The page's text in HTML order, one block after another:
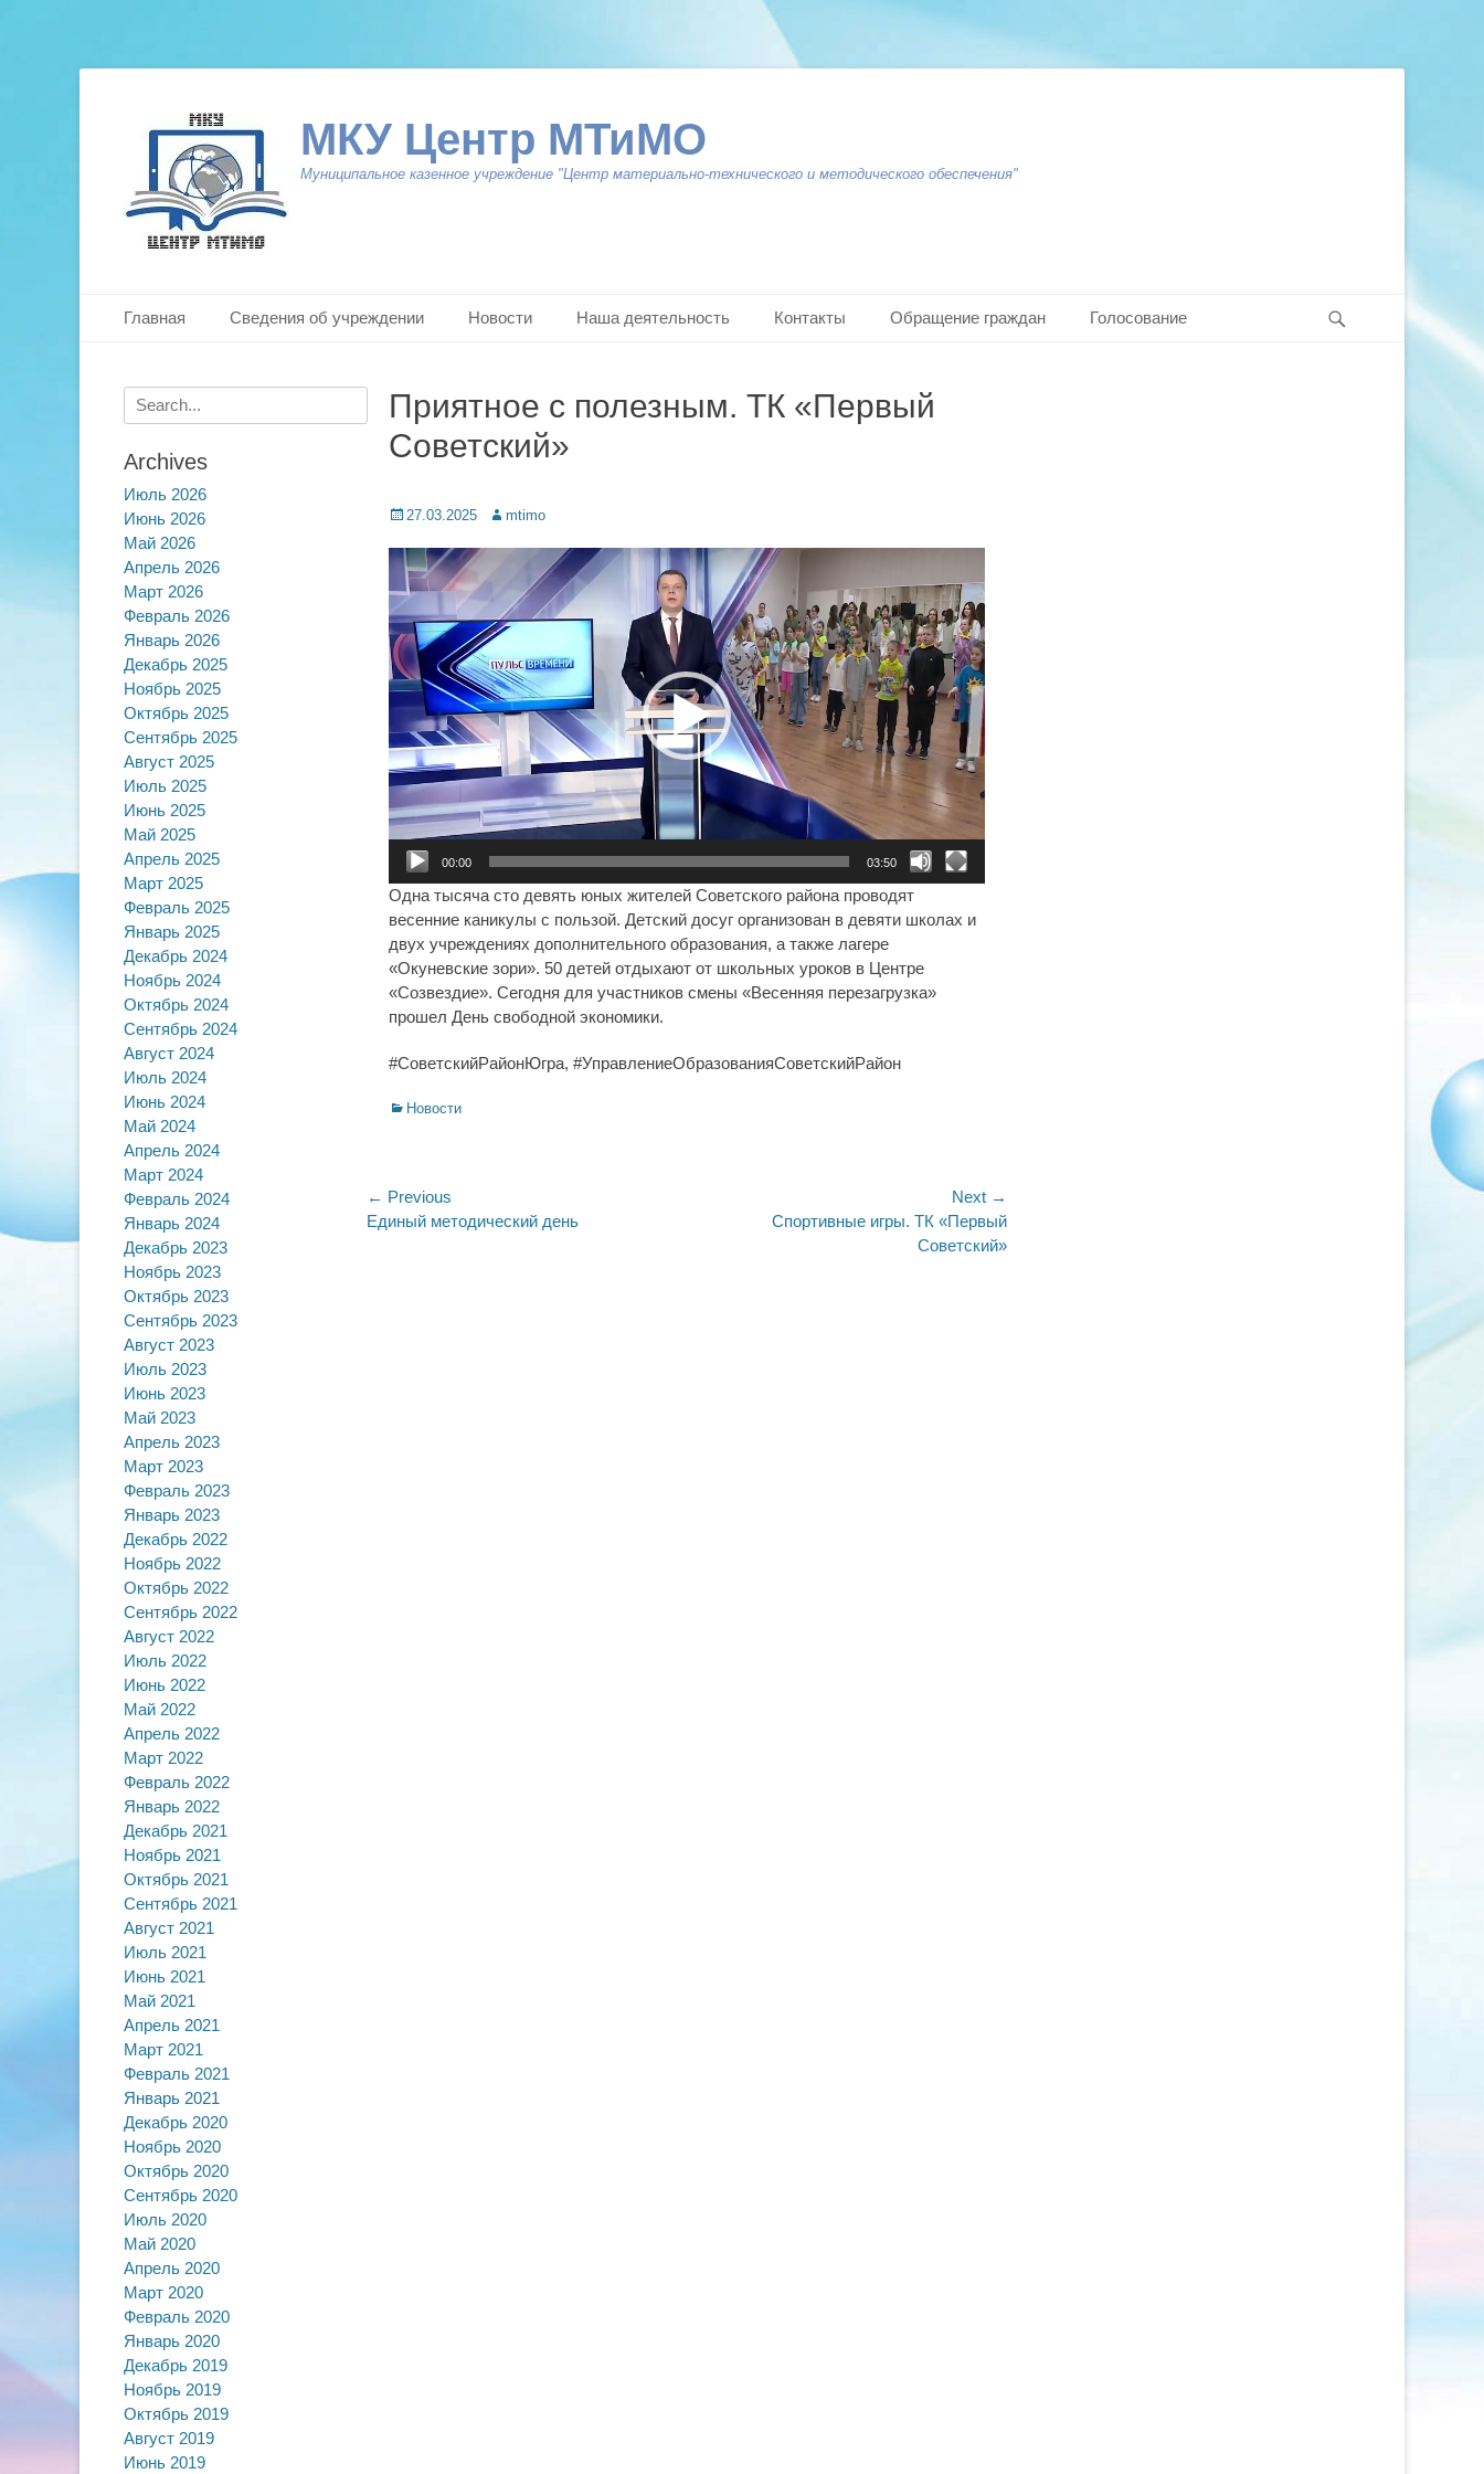
МКУ Центр МТиМО
Муниципальное казенное учреждение "Центр материально-технического и методического обеспечения"
Primary Menu
Главная Сведения об учреждении Новости Наша деятельность Контакты Обращение граждан Голосование
Приятное с полезным. ТК «Первый
Советский»
Posted
27.03.2025 Author
mtimo
Видеоплеер
00:00 03:50
Одна тысяча сто девять юных жителей Советского района проводят
весенние каникулы с пользой. Детский досуг организован в девяти школах и
двух учреждениях дополнительного образования, а также лагере
«Окуневские зори». 50 детей отдыхают от школьных уроков в Центре
«Созвездие». Сегодня для участников смены «Весенняя перезагрузка»
прошел День свободной экономики.
#СоветскийРайонЮгра, #УправлениеОбразованияСоветскийРайон
Categories
Новости
Навигация
по
← Previous
Previous
Единый методический день
Next →
Спортивные игры. ТК «Первый
Советский»
Search
for:
Archives
Июль 2026
Июнь 2026
Май 2026
Апрель 2026
Март 2026
Февраль 2026
Январь 2026
Декабрь 2025
Ноябрь 2025
Октябрь 2025
Сентябрь 2025
Август 2025
Июль 2025
Июнь 2025
Май 2025
Апрель 2025
Март 2025
Февраль 2025
Январь 2025
Декабрь 2024
Ноябрь 2024
Октябрь 2024
Сентябрь 2024
Август 2024
Июль 2024
Июнь 2024
Май 2024
Апрель 2024
Март 2024
Февраль 2024
Январь 2024
Декабрь 2023
Ноябрь 2023
Октябрь 2023
Сентябрь 2023
Август 2023
Июль 2023
Июнь 2023
Май 2023
Апрель 2023
Март 2023
Февраль 2023
Январь 2023
Декабрь 2022
Ноябрь 2022
Октябрь 2022
Сентябрь 2022
Август 2022
Июль 2022
Июнь 2022
Май 2022
Апрель 2022
Март 2022
Февраль 2022
Январь 2022
Декабрь 2021
Ноябрь 2021
Октябрь 2021
Сентябрь 2021
Август 2021
Июль 2021
Июнь 2021
Май 2021
Апрель 2021
Март 2021
Февраль 2021
Январь 2021
Декабрь 2020
Ноябрь 2020
Октябрь 2020
Сентябрь 2020
Июль 2020
Май 2020
Апрель 2020
Март 2020
Февраль 2020
Январь 2020
Декабрь 2019
Ноябрь 2019
Октябрь 2019
Август 2019
Июнь 2019